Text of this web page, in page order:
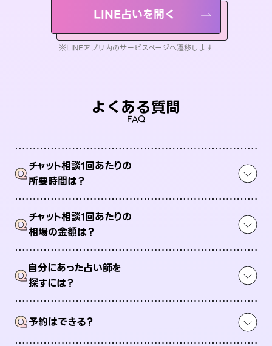
LINE占いを開く
※LINEアプリ内のサービスページへ遷移します
よくある質問
FAQ
Qチャット相談1回あたりの
所要時間は？
Qチャット相談1回あたりの
相場の金額は？
Q自分にあった占い師を
探すには？
Q予約はできる？